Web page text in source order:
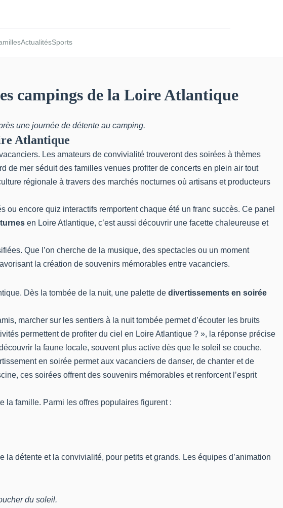
ActualitésSports
campings de la Loire Atlantique
une journée de détente au camping.
Atlantique
Les amateurs de convivialité trouveront des soirées à thèmes
de mer séduit des familles venues profiter de concerts en plein air tout
régionale à travers des marchés nocturnes où artisans et producteurs
encore quiz interactifs remportent chaque été un franc succès. Ce panel
en Loire Atlantique, c’est aussi découvrir une facette chaleureuse et
Que l’on cherche de la musique, des spectacles ou un moment
la création de souvenirs mémorables entre vacanciers.
Dès la tombée de la nuit, une palette de divertissements en soirée
marcher sur les sentiers à la nuit tombée permet d’écouter les bruits
permettent de profiter du ciel en Loire Atlantique ? », la réponse précise
la faune locale, souvent plus active dès que le soleil se couche.
en soirée permet aux vacanciers de danser, de chanter et de
ces soirées offrent des souvenirs mémorables et renforcent l’esprit
la famille. Parmi les offres populaires figurent :
détente et la convivialité, pour petits et grands. Les équipes d’animation
du soleil.